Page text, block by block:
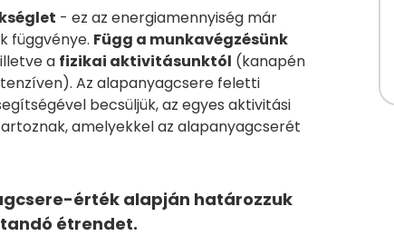
- ez az energiamennyiség már
függvénye. Függ a munkavégzésünk
a fizikai aktivitásunktól (kanapén
Az alapanyagcsere feletti
becsüljük, az egyes aktivitási
amelyekkel az alapanyagcserét
érték alapján határozzuk
étrendet.